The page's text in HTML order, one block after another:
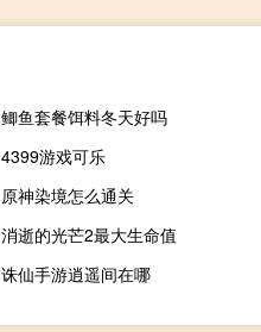
鲫鱼套餐饵料冬天好吗
4399游戏可乐
原神染境怎么通关
消逝的光芒2最大生命值
诛仙手游逍遥间在哪